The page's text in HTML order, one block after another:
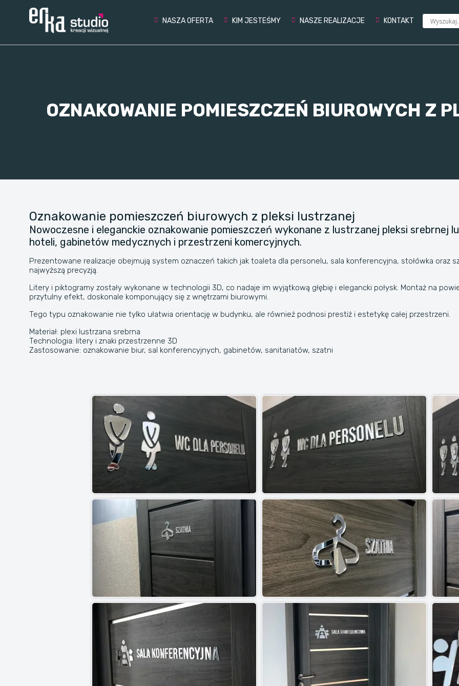
NASZA OFERTA KIM JESTEŚMY NASZE REALIZACJE KONTAKT
OZNAKOWANIE POMIESZCZEŃ BIUROWYCH Z
Oznakowanie pomieszczeń biurowych z pleksi lustrzanej
Nowoczesne i eleganckie oznakowanie pomieszczeń wykonane z lustrzanej pleksi srebrnej
hoteli, gabinetów medycznych i przestrzeni komercyjnych.
Prezentowane realizacje obejmują system oznaczeń takich jak toaleta dla personelu, sala konferencyjna, stołówka oraz
najwyższą precyzją.
Litery i piktogramy zostały wykonane w technologii 3D, co nadaje im wyjątkową głębię i elegancki połysk. Montaż na
przytulny efekt, doskonale komponujący się z wnętrzami biurowymi.
Tego typu oznakowanie nie tylko ułatwia orientację w budynku, ale również podnosi prestiż i estetykę całej przestrzeni.
Materiał: plexi lustrzana srebrna
Technologia: litery i znaki przestrzenne 3D
Zastosowanie: oznakowanie biur, sal konferencyjnych, gabinetów, sanitariatów, szatni